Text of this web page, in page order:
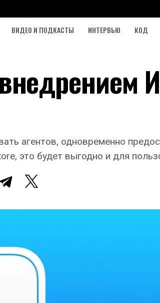
ВИДЕО И ПОДКАСТЫ ИНТЕРВЬЮ КОД
агентов, одновременно
это будет выгодно и для